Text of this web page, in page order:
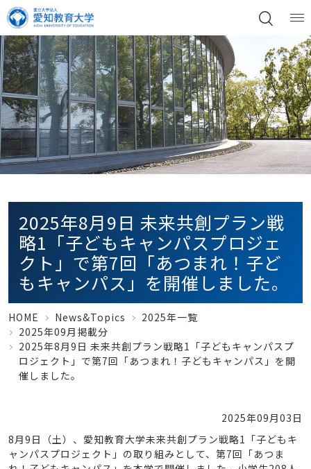
2025年8月9日 未来共創プラン戦
略1「子どもキャンパスプロジェ
クト」で第7回「あつまれ！子ど
もキャンパス」を開催しました。
HOME News&Topics
2025年一覧
2025年09月掲載分
2025年8月9日 未来共創プラン戦略1「子どもキャンパスプ
ロジェクト」で第7回「あつまれ！子どもキャンパス」を開
催しました。
2025年09月03日
8月9日（土）、愛知教育大学未来共創プラン戦略1「子どもキ
ャンパスプロジェクト」の取り組みとして、第7回「あつま